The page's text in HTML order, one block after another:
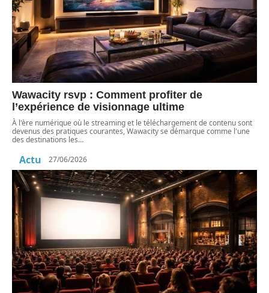
Wawacity rsvp : Comment profiter de
l’expérience de visionnage ultime
À l'ère numérique où le streaming et le téléchargement de contenu sont
devenus des pratiques courantes, Wawacity se démarque comme l'une
des destinations les…
Actu 27/06/2026